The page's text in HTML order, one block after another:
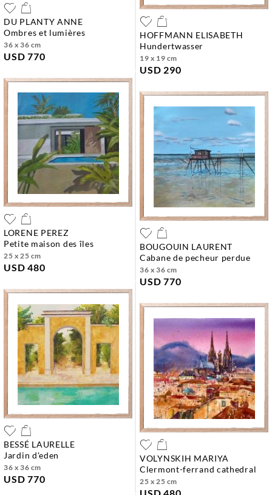
DU PLANTY ANNE
ombres et lumières
36 x 36 cm
USD 770
HOFFMANN ELISABETH
hundertwasser
19 x 19 cm
USD 290
LORENE PEREZ
petite maison des îles
25 x 25 cm
USD 480
BOUGOUIN LAURENT
cabane de pecheur perdue
36 x 36 cm
USD 770
BESSÉ LAURELLE
jardin d'eden
36 x 36 cm
USD 770
VOLYNSKIH MARIYA
clermont-ferrand cathedral
25 x 25 cm